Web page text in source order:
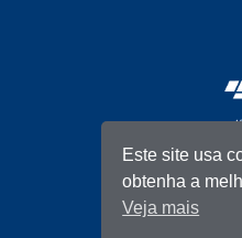
Este site usa
obtenha a
Veja mais